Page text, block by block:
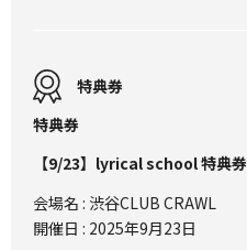
特典券
特典券
【9/23】lyrical school 特典券
会場名 : 渋谷CLUB CRAWL
開催日 : 2025年9月23日